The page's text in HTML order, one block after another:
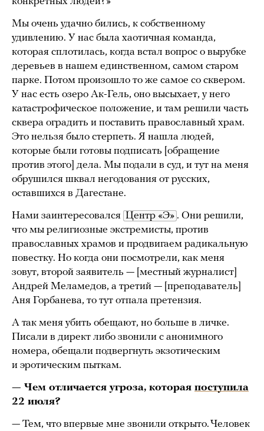
Мы очень удачно бились, к собственному
удивлению. У нас была хаотичная команда,
которая сплотилась, когда встал вопрос о вырубке
деревьев в нашем единственном, самом старом
парке. Потом произошло то же самое со сквером.
У нас есть озеро Ак-Гель, оно высыхает, у него
катастрофическое положение, и там решили часть
сквера оградить и поставить православный храм.
Это нельзя было стерпеть. Я нашла людей,
которые были готовы подписать [обращение
против этого] дела. Мы подали в суд, и тут на меня
обрушился шквал негодования от русских,
оставшихся в Дагестане.
Нами заинтересовался Центр «Э» . Они решили,
что мы религиозные экстремисты, против
православных храмов и продвигаем радикальную
повестку. Но когда они посмотрели, как меня
зовут, второй заявитель — [местный журналист]
Андрей Меламедов, а третий — [преподаватель]
Аня Горбанева, то тут отпала претензия.
А так меня убить обещают, но больше в личке.
Писали в директ либо звонили с анонимного
номера, обещали подвергнуть экзотическим
и эротическим пыткам.
— Чем отличается угроза, которая поступила
22 июля?
— Тем, что впервые мне звонили открыто. Человек